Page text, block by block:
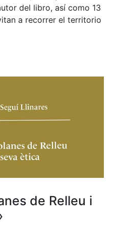
del libro, así como 13
a recorrer el territorio
de Relleu i